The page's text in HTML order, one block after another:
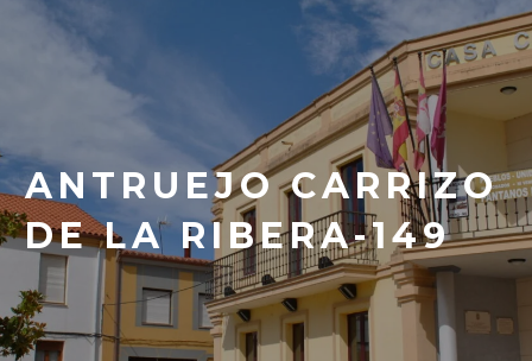
ANTRUEJO CARRIZO
DE LA RIBERA-149